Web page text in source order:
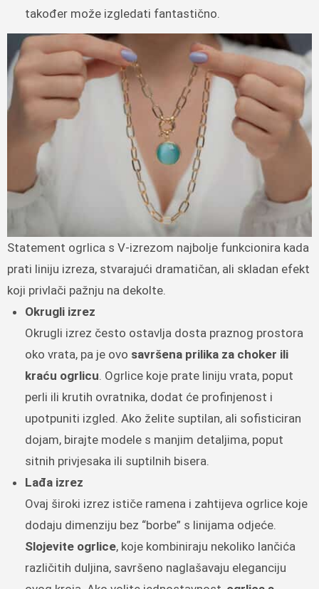
također može izgledati fantastično.
Statement ogrlica s V-izrezom najbolje funkcionira kada
prati liniju izreza, stvarajući dramatičan, ali skladan efekt
koji privlači pažnju na dekolte.
Okrugli izrez
Okrugli izrez često ostavlja dosta praznog prostora
oko vrata, pa je ovo savršena prilika za choker ili
kraću ogrlicu. Ogrlice koje prate liniju vrata, poput
perli ili krutih ovratnika, dodat će profinjenost i
upotpuniti izgled. Ako želite suptilan, ali sofisticiran
dojam, birajte modele s manjim detaljima, poput
sitnih privjesaka ili suptilnih bisera.
Lađa izrez
Ovaj široki izrez ističe ramena i zahtijeva ogrlice koje
dodaju dimenziju bez “borbe” s linijama odjeće.
Slojevite ogrlice, koje kombiniraju nekoliko lančića
različitih duljina, savršeno naglašavaju eleganciju